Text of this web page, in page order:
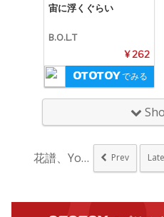
宙に浮くぐらい
B.O.L.T
¥ 262
でみる
花譜、YouTube... Prev